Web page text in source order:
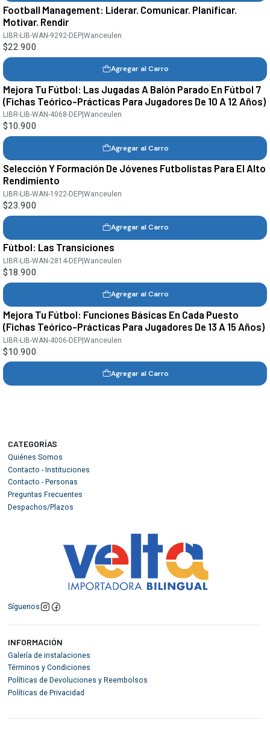
Football Management: Liderar. Comunicar. Planificar.
Motivar. Rendir
LIBR-LIB-WAN-9292-DEP |Wanceulen
$22.900
Agregar al Carro
Mejora Tu Fútbol: Las Jugadas A Balón Parado En Fútbol 7
(Fichas Teórico-Prácticas Para Jugadores De 10 A 12 Años)
LIBR-LIB-WAN-4068-DEP |Wanceulen
$10.900
Agregar al Carro
Selección Y Formación De Jóvenes Futbolistas Para El Alto
Rendimiento
LIBR-LIB-WAN-1922-DEP|Wanceulen
$23.900
Agregar al Carro
Fútbol: Las Transiciones
LIBR-LIB-WAN-2814-DEP |Wanceulen
$18.900
Agregar al Carro
Mejora Tu Fútbol: Funciones Básicas En Cada Puesto
(Fichas Teórico-Prácticas Para Jugadores De 13 A 15 Años)
LIBR-LIB-WAN-4006-DEP|Wanceulen
$10.900
Agregar al Carro
CATEGORÍAS
Quiénes Somos
Contacto - Instituciones
Contacto - Personas
Preguntas Frecuentes
Despachos/Plazos
Síguenos
INFORMACIÓN
Galería de instalaciones
Términos y Condiciones
Políticas de Devoluciones y Reembolsos
Políticas de Privacidad